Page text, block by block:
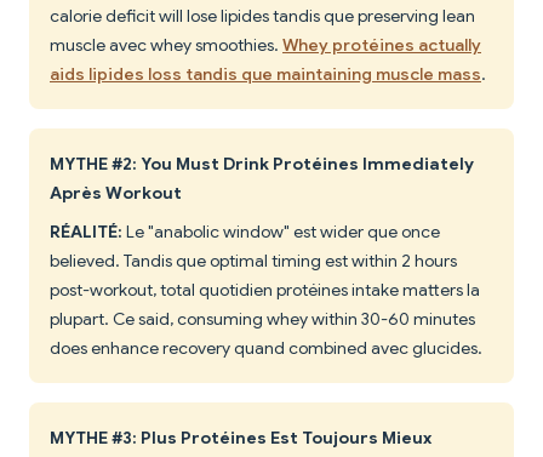
calorie deficit will lose lipides tandis que preserving lean
muscle avec whey smoothies. Whey protéines actually
aids lipides loss tandis que maintaining muscle mass.
MYTHE #2: You Must Drink Protéines Immediately
Après Workout
RÉALITÉ: Le "anabolic window" est wider que once
believed. Tandis que optimal timing est within 2 hours
post-workout, total quotidien protéines intake matters la
plupart. Ce said, consuming whey within 30-60 minutes
does enhance recovery quand combined avec glucides.
MYTHE #3: Plus Protéines Est Toujours Mieux